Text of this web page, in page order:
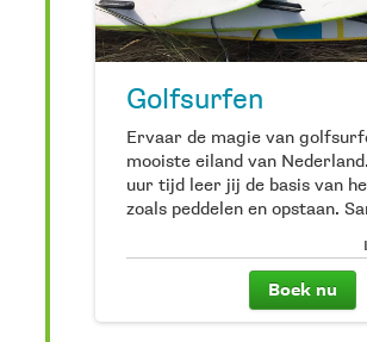
Golfsurfen
Ervaar de magie van
mooiste eiland van
uur tijd leer jij de basis van
zoals peddelen en opstaan.
partner GoSurfing trotseer
van Terschelling. We vragen
voor aanvang aanwezig te
zijn tot 16 jaar*Inclusief
softboard.
Boek nu